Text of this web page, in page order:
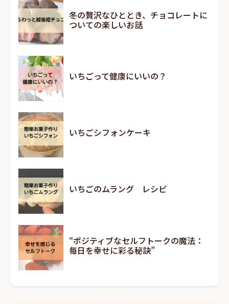
冬の贅沢なひととき、チョコレートに
ついての楽しいお話
いちごって健康にいいの？
いちごシフォンケーキ
いちごのムラング レシピ
“ポジティブなセルフトークの魔法：
毎日を幸せに彩る秘訣”